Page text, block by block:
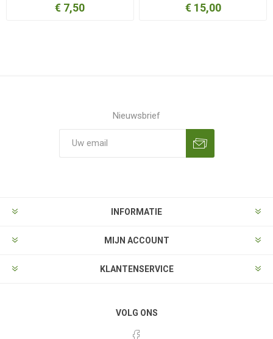
€ 7,50 € 15,00
Nieuwsbrief
INFORMATIE
MIJN ACCOUNT
KLANTENSERVICE
VOLG ONS